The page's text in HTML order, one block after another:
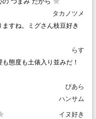
タカノツメ
すね。ミグさん枝豆好き
らす
態度も土俵入り並みだ！
ぴあら
ハンサム
イヌ好き